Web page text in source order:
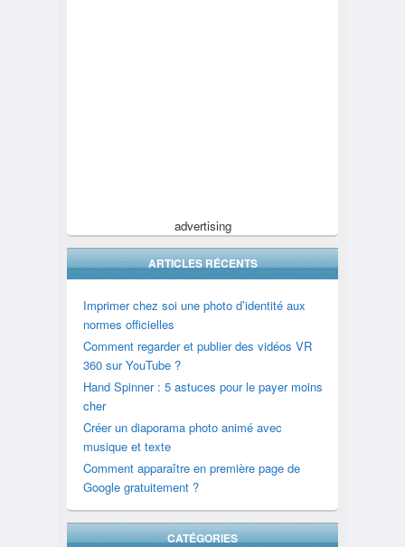
advertising
ARTICLES RÉCENTS
Imprimer chez soi une photo d’identité aux
normes officielles
Comment regarder et publier des vidéos VR
360 sur YouTube ?
Hand Spinner : 5 astuces pour le payer moins
cher
Créer un diaporama photo animé avec
musique et texte
Comment apparaître en première page de
Google gratuitement ?
CATÉGORIES